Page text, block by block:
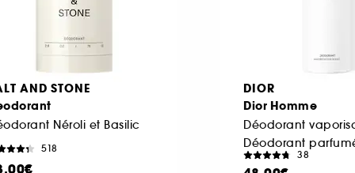
AND STONE
Néroli et Basilic
518
DIOR
Dior Homme
38